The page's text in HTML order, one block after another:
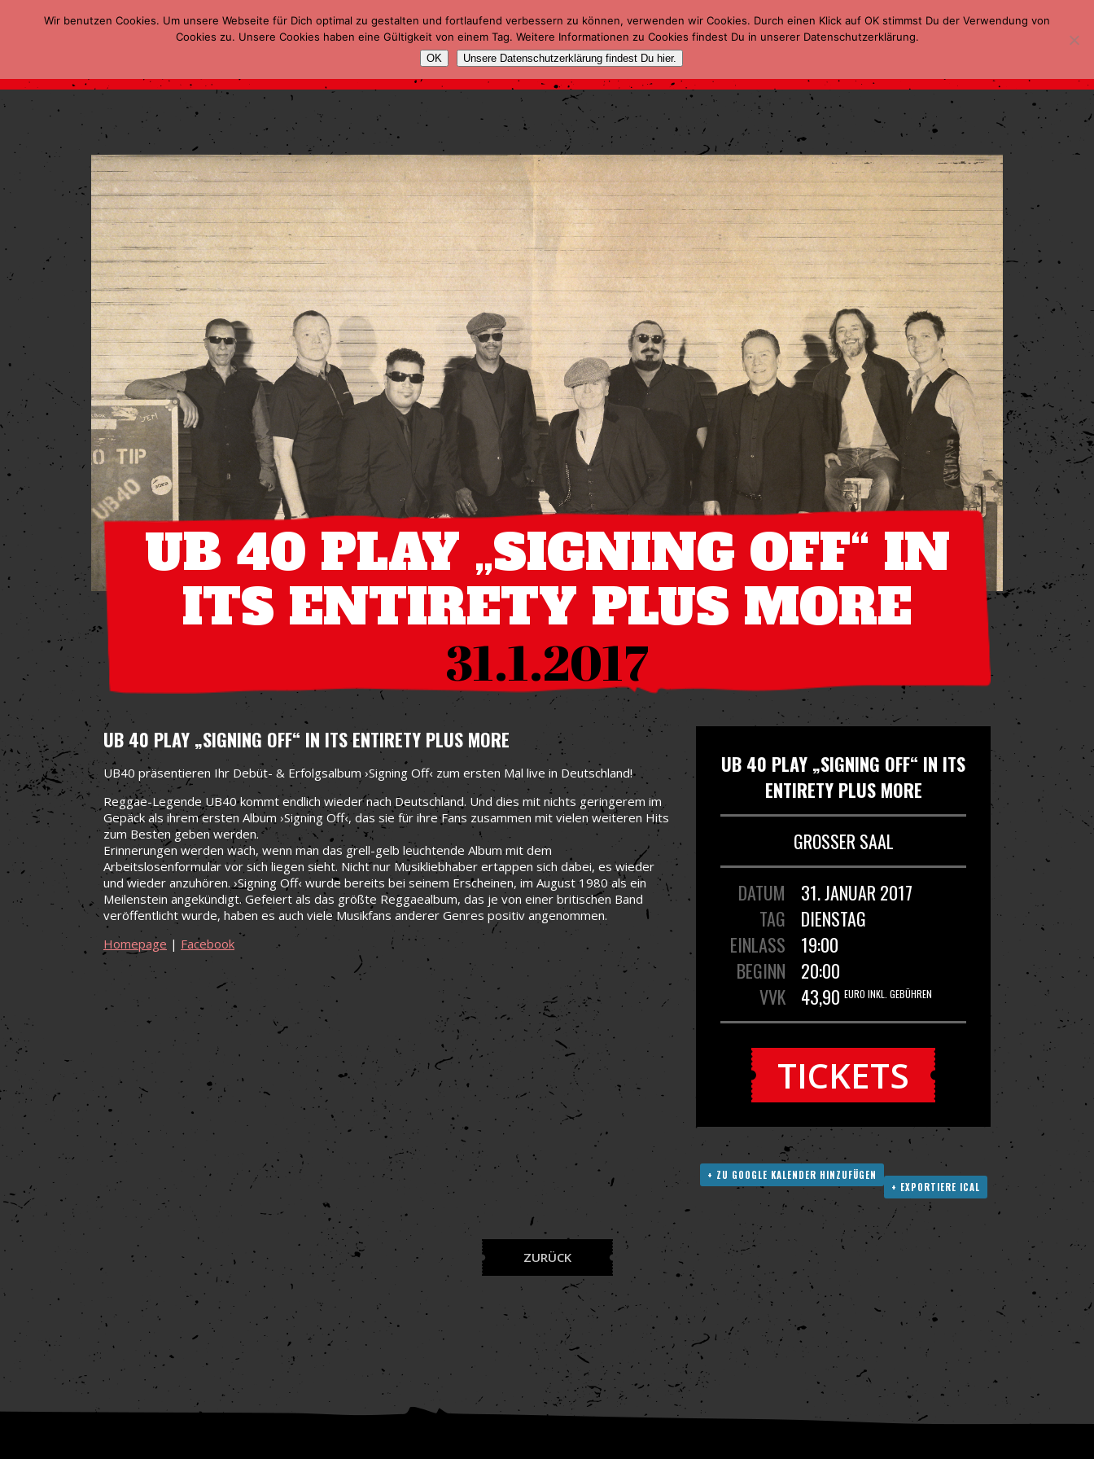
UB 40 PLAY „SIGNING OFF“ IN
ITS ENTIRETY PLUS MORE
31.1.2017
UB 40 PLAY „SIGNING OFF“ IN ITS ENTIRETY PLUS MORE
UB40 präsentieren Ihr Debüt- & Erfolgsalbum ›Signing Off‹ zum ersten Mal live in Deutschland!
Reggae-Legende UB40 kommt endlich wieder nach Deutschland. Und dies mit nichts geringerem im
Gepäck als ihrem ersten Album ›Signing Off‹, das sie für ihre Fans zusammen mit vielen weiteren Hits
zum Besten geben werden.
Erinnerungen werden wach, wenn man das grell-gelb leuchtende Album mit dem
Arbeitslosenformular vor sich liegen sieht. Nicht nur Musikliebhaber ertappen sich dabei, es wieder
und wieder anzuhören. ›Signing Off‹ wurde bereits bei seinem Erscheinen, im August 1980 als ein
Meilenstein angekündigt. Gefeiert als das größte Reggaealbum, das je von einer britischen Band
veröffentlicht wurde, haben es auch viele Musikfans anderer Genres positiv angenommen.
Homepage | Facebook
UB 40 PLAY „SIGNING OFF“ IN ITS
ENTIRETY PLUS MORE
GROSSER SAAL
DATUM
31. JANUAR 2017
TAG
DIENSTAG
EINLASS
19:00
BEGINN
20:00
VVK
43,90 EURO INKL. GEBÜHREN
TICKETS
+ ZU GOOGLE KALENDER HINZUFÜGEN
+ EXPORTIERE ICAL
ZURÜCK
Wir benutzen Cookies. Um unsere Webseite für Dich optimal zu gestalten und fortlaufend verbessern zu können, verwenden wir Cookies. Durch einen Klick auf OK stimmst Du der Verwendung von
Cookies zu. Unsere Cookies haben eine Gültigkeit von einem Tag. Weitere Informationen zu Cookies findest Du in unserer Datenschutzerklärung.
OK Unsere Datenschutzerklärung findest Du hier.